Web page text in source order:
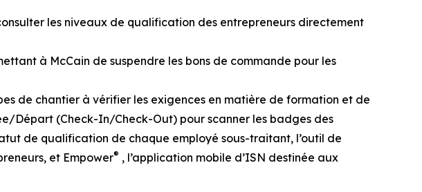
les niveaux de qualification des entrepreneurs directement
à McCain de suspendre les bons de commande pour les
de chantier à vérifier les exigences en matière de formation et de
Départ (Check-In/Check-Out) pour scanner les badges des
de qualification de chaque employé sous-traitant, l’outil de
et Empower® , l’application mobile d’ISN destinée aux